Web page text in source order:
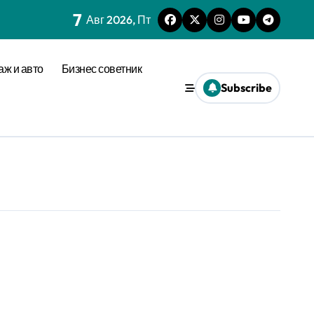
7 Авг 2026, Пт
и авто Бизнес советник
Subscribe